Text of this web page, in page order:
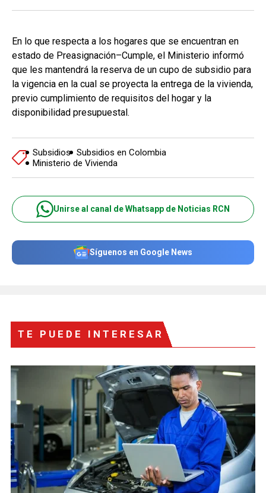
En lo que respecta a los hogares que se encuentran en
estado de Preasignación–Cumple, el Ministerio informó
que les mantendrá la reserva de un cupo de subsidio para
la vigencia en la cual se proyecta la entrega de la vivienda,
previo cumplimiento de requisitos del hogar y la
disponibilidad presupuestal.
Subsidios Subsidios en Colombia
Ministerio de Vivienda
Unirse al canal de Whatsapp de Noticias RCN
Síguenos en Google News
TE PUEDE INTERESAR